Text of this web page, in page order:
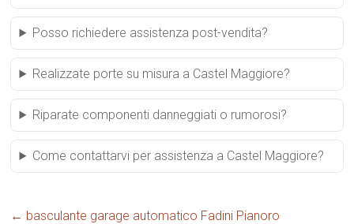
Posso richiedere assistenza post-vendita?
Realizzate porte su misura a Castel Maggiore?
Riparate componenti danneggiati o rumorosi?
Come contattarvi per assistenza a Castel Maggiore?
← basculante garage automatico Fadini Pianoro